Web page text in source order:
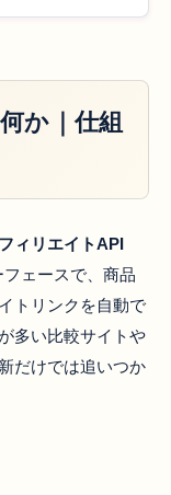
か｜仕組
ィリエイトAPI
ェースで、商品
トリンクを自動で
多い比較サイトや
だけでは追いつか